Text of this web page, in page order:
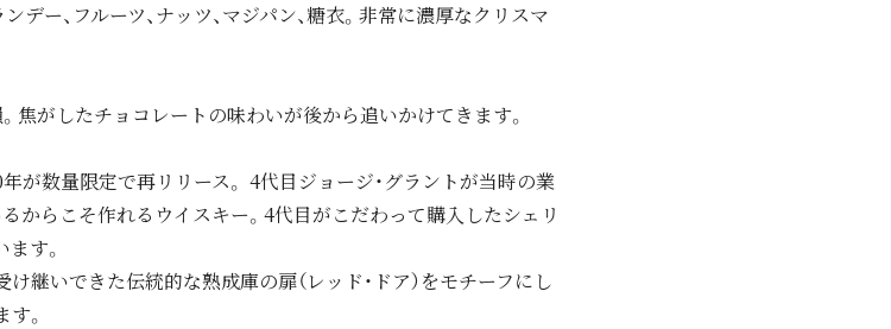
デー、フルーツ、ナッツ、マジパン、糖衣。非常に濃厚なクリスマ
焦がしたチョコレートの味わいが後から追いかけてきます。
が数量限定で再リリース。 4代目ジョージ・グラントが当時の業
からこそ作れるウイスキー。4代目がこだわって購入したシェリ
す。
継いできた伝統的な熟成庫の扉（レッド・ドア）をモチーフにし
。